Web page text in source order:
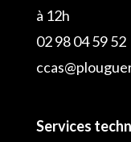
à 12h
02 98 04 59 52
Services